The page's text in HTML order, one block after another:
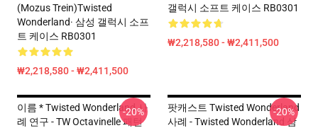
(Mozus Trein)Twisted
Wonderland· 삼성 갤럭시 소프
트 케이스 RB0301
₩2,218,580 - ₩2,411,500
갤럭시 소프트 케이스 RB0301
₩2,218,580 - ₩2,411,500
이름 * Twisted Wonderland 사
례 연구 - TW Octavinelle 패턴
-20%
팟캐스트 Twisted Wonderland
사례 - Twisted Wonderland 삼
-20%